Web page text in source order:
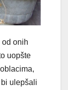
od onih
uopšte
ulepšali